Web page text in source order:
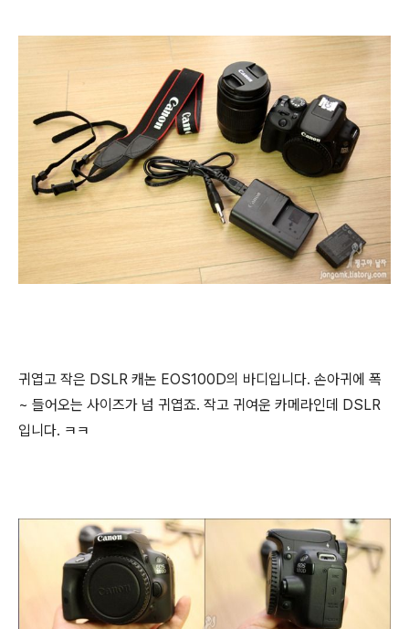
귀엽고 작은 DSLR 캐논 EOS100D의 바디입니다. 손아귀에 폭
~ 들어오는 사이즈가 넘 귀엽죠. 작고 귀여운 카메라인데 DSLR
입니다. ㅋㅋ